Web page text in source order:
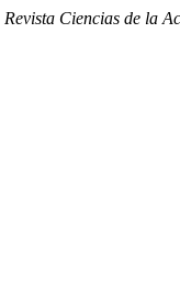
Revista Ciencias de la